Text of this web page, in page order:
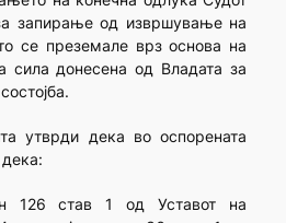
запирање од извршување на
се преземале врз основа на
сила донесена од Владата за
утврди дека во оспорената
126 став 1 од Уставот на